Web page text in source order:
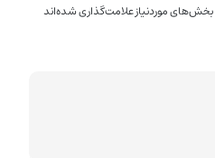
بخش‌های موردنیاز علامت‌گذاری شده‌اند